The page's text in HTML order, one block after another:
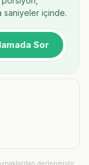
saniyeler içinde.
Sor
derlenmiştir.